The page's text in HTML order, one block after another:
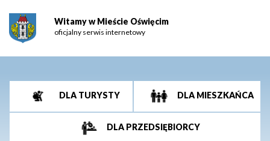
Witamy w Mieście Oświęcim
oficjalny serwis internetowy
DLA TURYSTY DLA MIESZKAŃCA
DLA PRZEDSIĘBIORCY